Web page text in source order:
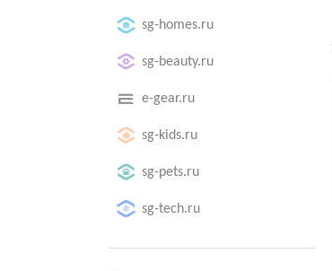
sg-homes.ru
sg-beauty.ru
e-gear.ru
sg-kids.ru
sg-pets.ru
sg-tech.ru